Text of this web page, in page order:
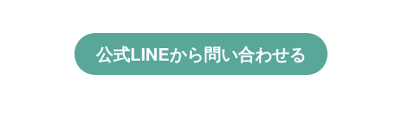
公式LINEから問い合わせる